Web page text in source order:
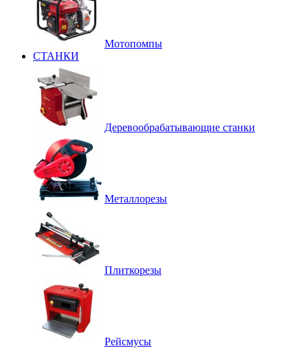
Мотопомпы
СТАНКИ
Деревообрабатывающие станки
Металлорезы
Плиткорезы
Рейсмусы